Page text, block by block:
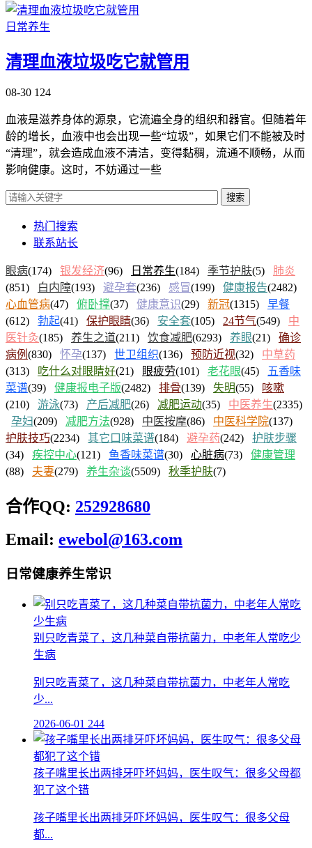
日常养生
清理血液垃圾吃它就管用
08-30 124
血液是滋养身体的源泉，它流遍全身的组织和器官。但随着年
龄的增长，血液中也会出现一些“垃圾”，如果它们不能被及时
“清理”，就会造成血液不清洁，变得黏稠，流通不顺畅，从而
影响健康。这时，不妨通过一些
搜索
热门搜索
联系站长
眼病(174) 银发经济(96) 日常养生(184) 季节护肤(5) 肺炎
(851)
白内障(193) 避孕套(236) 感冒(199) 健康报告(2482)
心血管病(47) 俯卧撑(37) 健康意识(29) 新冠(1315) 早餐
(612) 勃起(41) 保护眼睛(36) 安全套(105) 24节气(549) 中
医针灸(185) 养生之道(211) 饮食减肥(6293) 养眼(21) 确诊
病例 (830) 怀孕(137) 世卫组织(136) 预防近视(32) 中草药
(313)
吃什么对眼睛好(21) 眼疲劳(101) 老花眼(45)
五香味
菜谱(39) 健康报电子版(2482) 排骨(139) 失明(55)
咳嗽
(210) 游泳(73) 产后减肥(26) 减肥运动(35) 中医养生(2335)
孕妇(209) 减肥方法(928) 中医按摩(86) 中医科学院(137)
护肤技巧(2234) 其它口味菜谱(184) 避孕药(242) 护肤步骤
(34) 疾控中心(121) 鱼香味菜谱(30) 心脏病(73) 健康管理
(88) 夫妻(279) 养生杂谈(5509) 秋季护肤(7)
合作QQ: 252928680
Email: ewebol@163.com
日常健康养生常识
别只吃青菜了，这几种菜自带抗菌力，中老年人常吃少
生病
别只吃青菜了，这几种菜自带抗菌力，中老年人常吃
少...
2026-06-01 244
孩子嘴里长出两排牙吓坏妈妈，医生叹气：很多父母都
犯了这个错
孩子嘴里长出两排牙吓坏妈妈，医生叹气：很多父母
都...